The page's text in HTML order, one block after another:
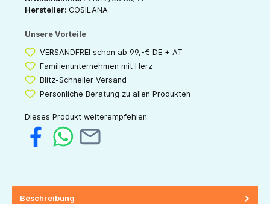
Hersteller: COSILANA
Unsere Vorteile
VERSANDFREI schon ab 99,-€ DE + AT
Familienunternehmen mit Herz
Blitz-Schneller Versand
Persönliche Beratung zu allen Produkten
Dieses Produkt weiterempfehlen:
Beschreibung